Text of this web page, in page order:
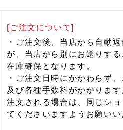
[ご注文について]
・ご注文後、当店から自動
が、当店から別にお送りす
在庫確保となります。
・ご注文日時にかかわらず
及び各種手数料がかかりま
注文される場合は、同じシ
てくださいますようお願いい